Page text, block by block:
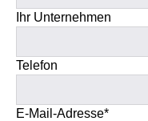
Ihr Unternehmen
Telefon
E-Mail-Adresse*